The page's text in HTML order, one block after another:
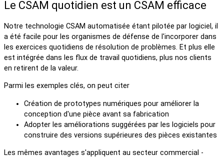
Le CSAM quotidien est un CSAM efficace
Notre technologie CSAM automatisée étant pilotée par logiciel, il
a été facile pour les organismes de défense de l'incorporer dans
les exercices quotidiens de résolution de problèmes. Et plus elle
est intégrée dans les flux de travail quotidiens, plus nos clients
en retirent de la valeur.
Parmi les exemples clés, on peut citer
Création de prototypes numériques pour améliorer la
conception d'une pièce avant sa fabrication
Adopter les améliorations suggérées par les logiciels pour
construire des versions supérieures des pièces existantes
Les mêmes avantages s'appliquent au secteur commercial -